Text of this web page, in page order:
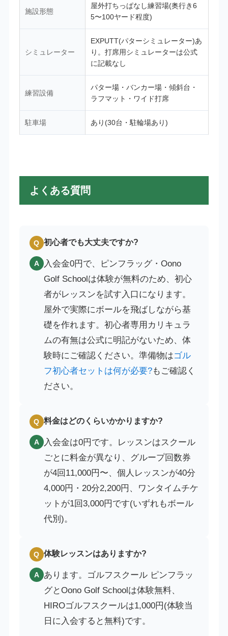
施設形態
屋外打ちっぱなし練習場(奥行き6
5〜100ヤード程度)
シミュレーター
EXPUTT(パターシミュレーター)あ
り。打席用シミュレーターは公式
に記載なし
練習設備
パター場・バンカー場・傾斜台・
ラフマット・ワイド打席
駐車場 あり(30台・駐輪場あり)
よくある質問
Q 初心者でも大丈夫ですか?
A 入会金0円で、ピンフラッグ・Oono
Golf Schoolは体験が無料のため、初心
者がレッスンを試す入口になります。
屋外で実際にボールを飛ばしながら基
礎を作れます。初心者専用カリキュラ
ムの有無は公式に明記がないため、体
験時にご確認ください。準備物はゴル
フ初心者セットは何が必要?もご確認く
ださい。
Q 料金はどのくらいかかりますか?
A 入会金は0円です。レッスンはスクール
ごとに料金が異なり、グループ回数券
が4回11,000円〜、個人レッスンが40分
4,000円・20分2,200円、ワンタイムチケ
ットが1回3,000円です(いずれもボール
代別)。
Q 体験レッスンはありますか?
A あります。ゴルフスクール ピンフラッ
グとOono Golf Schoolは体験無料、
HIROゴルフスクールは1,000円(体験当
日に入会すると無料)です。